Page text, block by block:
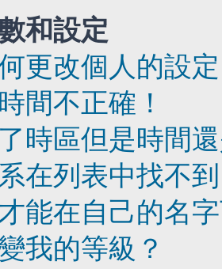
和設定
更改個人的設
間不正確！
時區但是時間
在列表中找不
能在自己的名
我的等級？